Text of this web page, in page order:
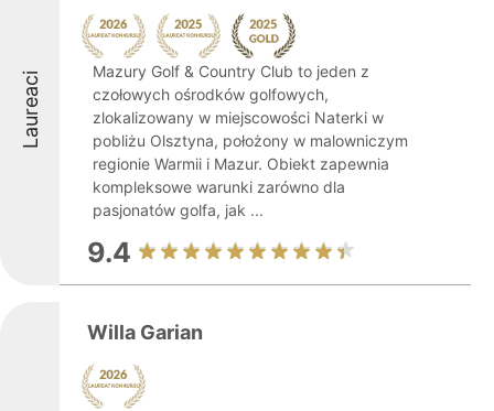
Laureaci
Mazury Golf & Country Club to jeden z
czołowych ośrodków golfowych,
zlokalizowany w miejscowości Naterki w
pobliżu Olsztyna, położony w malowniczym
regionie Warmii i Mazur. Obiekt zapewnia
kompleksowe warunki zarówno dla
pasjonatów golfa, jak ...
9.4
Willa Garian